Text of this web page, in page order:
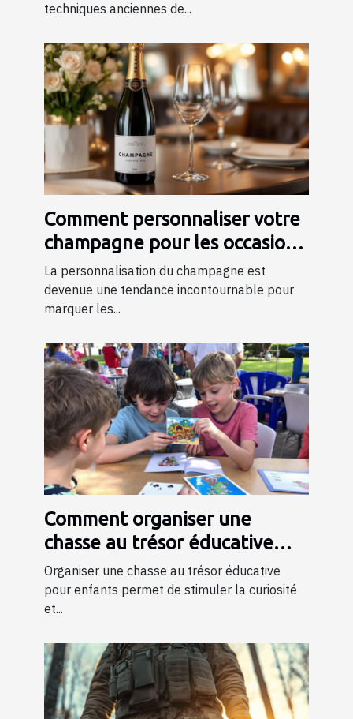
techniques anciennes de...
Comment personnaliser votre
champagne pour les occasions
spéciales ?
La personnalisation du champagne est
devenue une tendance incontournable pour
marquer les...
Comment organiser une
chasse au trésor éducative
pour enfants
Organiser une chasse au trésor éducative
pour enfants permet de stimuler la curiosité
et...